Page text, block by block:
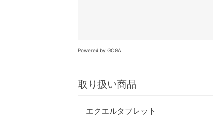
Powered by GOGA
取り扱い商品
エクエルタブレット